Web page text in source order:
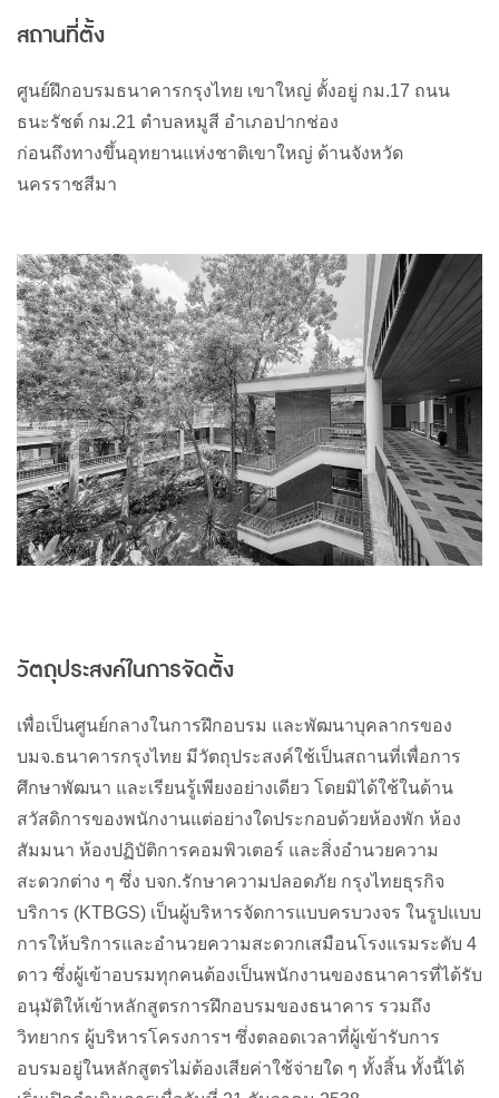
สถานที่ตั้ง
ศูนย์ฝึกอบรมธนาคารกรุงไทย เขาใหญ่ ตั้งอยู่ กม.17 ถนน
ธนะรัชต์ กม.21 ตำบลหมูสี อำเภอปากช่อง
ก่อนถึงทางขึ้นอุทยานแห่งชาติเขาใหญ่ ด้านจังหวัด
นครราชสีมา
วัตถุประสงค์ในการจัดตั้ง
เพื่อเป็นศูนย์กลางในการฝึกอบรม และพัฒนาบุคลากรของ
บมจ.ธนาคารกรุงไทย มีวัตถุประสงค์ใช้เป็นสถานที่เพื่อการ
ศึกษาพัฒนา และเรียนรู้เพียงอย่างเดียว โดยมิได้ใช้ในด้าน
สวัสดิการของพนักงานแต่อย่างใดประกอบด้วยห้องพัก ห้อง
สัมมนา ห้องปฏิบัติการคอมพิวเตอร์ และสิ่งอำนวยความ
สะดวกต่าง ๆ ซึ่ง บจก.รักษาความปลอดภัย กรุงไทยธุรกิจ
บริการ (KTBGS) เป็นผู้บริหารจัดการแบบครบวงจร ในรูปแบบ
การให้บริการและอำนวยความสะดวกเสมือนโรงแรมระดับ 4
ดาว ซึ่งผู้เข้าอบรมทุกคนต้องเป็นพนักงานของธนาคารที่ได้รับ
อนุมัติให้เข้าหลักสูตรการฝึกอบรมของธนาคาร รวมถึง
วิทยากร ผู้บริหารโครงการฯ ซึ่งตลอดเวลาที่ผู้เข้ารับการ
อบรมอยู่ในหลักสูตรไม่ต้องเสียค่าใช้จ่ายใด ๆ ทั้งสิ้น ทั้งนี้ได้